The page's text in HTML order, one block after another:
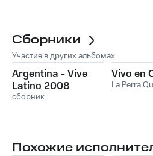
Сборники
Участие в других альбомах
Argentina - Vive
Latino 2008
сборник
Vivo en
La Perra
Похожие